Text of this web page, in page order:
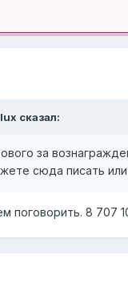
сказал:
за
сюда писать
поговорить. 8 707